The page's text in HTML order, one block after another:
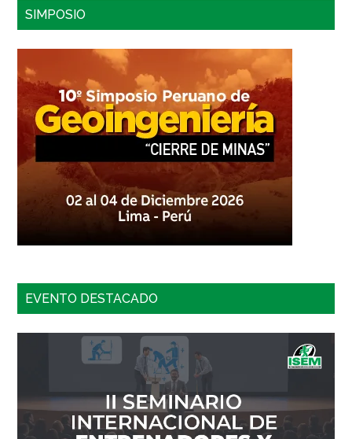
SIMPOSIO
EVENTO DESTACADO